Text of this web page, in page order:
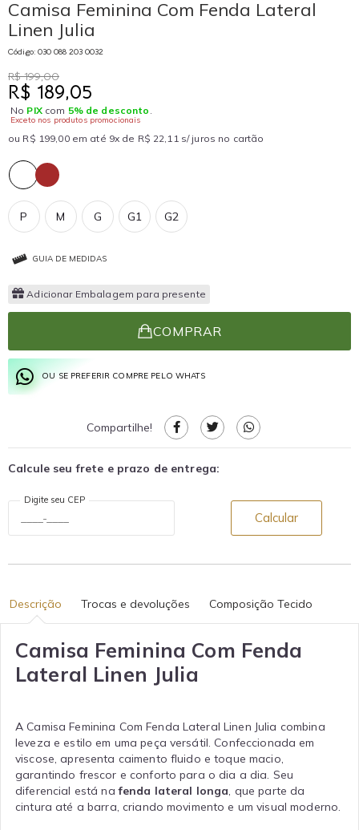
Camisa Feminina Com Fenda Lateral
Linen Julia
Código: 030 088 203 0032
R$ 199,00
R$ 189,05
No PIXcom 5% de desconto .
Exceto nos produtos promocionais
ou R$ 199,00 em até 9x de R$ 22,11 s/ juros no cartão
G G1 G2
M
P
GUIA DE MEDIDAS
Adicionar Embalagem para presente
COMPRAR
OU SE PREFERIR COMPRE PELO WHATS
Compartilhe!
Calcule seu frete e prazo de entrega:
Digite seu CEP
Calcular
Descrição Trocas e devoluções Composição Tecido
Camisa Feminina Com Fenda
Lateral Linen Julia
A Camisa Feminina Com Fenda Lateral Linen Julia combina
leveza e estilo em uma peça versátil. Confeccionada em
viscose, apresenta caimento fluido e toque macio,
garantindo frescor e conforto para o dia a dia. Seu
diferencial está nafenda lateral longa , que parte da
cintura até a barra, criando movimento e um visual moderno.